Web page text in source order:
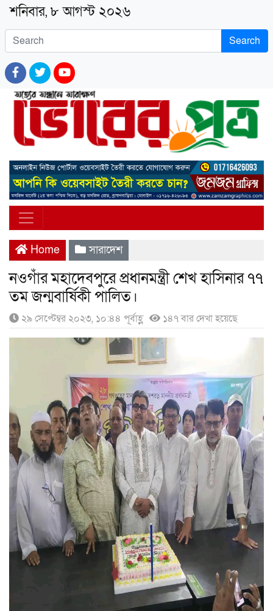
শনিবার, ৮ আগস্ট ২০২৬
Search
Home সারাদেশ
নওগাঁর মহাদেবপুরে প্রধানমন্ত্রী শেখ হাসিনার ৭৭
তম জন্মবার্ষিকী পালিত।
২৯ সেপ্টেম্বর ২০২৩, ১০:৪৪ পূর্বাহ্ণ ১৪৭ বার দেখা হয়েছে